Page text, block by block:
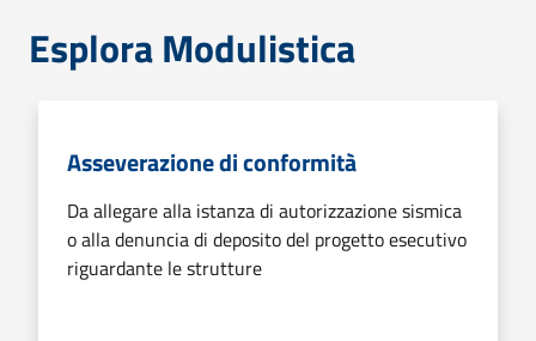
Esplora Modulistica
Asseverazione di conformità
Da allegare alla istanza di autorizzazione sismica
o alla denuncia di deposito del progetto esecutivo
riguardante le strutture